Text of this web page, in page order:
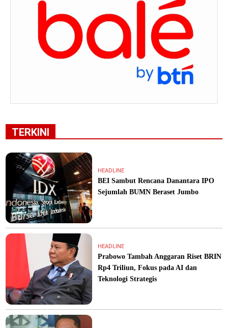
TERKINI
HEADLINE
BEI Sambut Rencana Danantara IPO
Sejumlah BUMN Beraset Jumbo
HEADLINE
Prabowo Tambah Anggaran Riset BRIN
Rp4 Triliun, Fokus pada AI dan
Teknologi Strategis